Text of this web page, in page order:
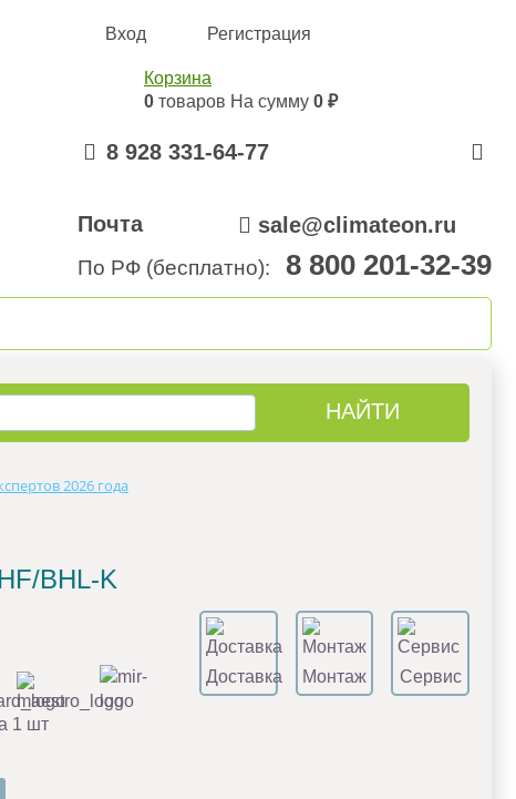
Вход Регистрация
Корзина
0 товаров На сумму 0 ₽
8 928 331-64-77
Почта sale@climateon.ru
По РФ (бесплатно): 8 800 201-32-39
2026 года
BHL-K
Доставка Монтаж Сервис
1 шт